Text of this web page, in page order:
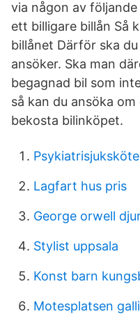
via någon av
ett billigare billån Så
billånet Därför ska
ansöker. Ska man
begagnad bil som
så kan du ansöka
bekosta bilinköpet.
Lagfart hus pris
George orwell
Stylist uppsala
Konst barn
Motesplatsen